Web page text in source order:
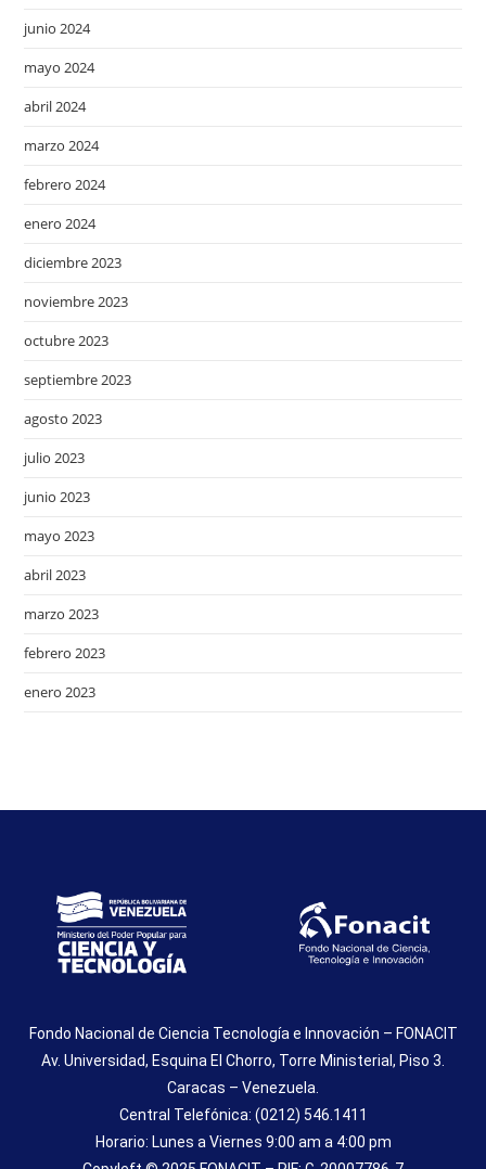
junio 2024
mayo 2024
abril 2024
marzo 2024
febrero 2024
enero 2024
diciembre 2023
noviembre 2023
octubre 2023
septiembre 2023
agosto 2023
julio 2023
junio 2023
mayo 2023
abril 2023
marzo 2023
febrero 2023
enero 2023
Fondo Nacional de Ciencia Tecnología e Innovación – FONACIT
Av. Universidad, Esquina El Chorro, Torre Ministerial, Piso 3.
Caracas – Venezuela.
Central Telefónica: (0212) 546.1411
Horario: Lunes a Viernes 9:00 am a 4:00 pm